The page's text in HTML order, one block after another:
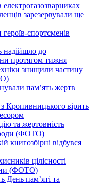
зарезервували ще
спортсменів
надійшло до
протягом тижня
знищили частину
пам’ять жертв
Кропивницького вірить
та жертовність
(ФОТО)
книгозбірні відбувся
цілісності
(ФОТО)
День пам’яті та